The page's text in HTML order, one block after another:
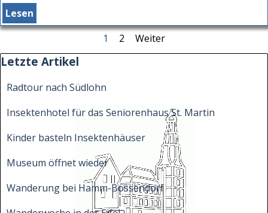
Lesen
Aktuelle Seite:
1 Gehen Sie zu Seite:
2
Weiter
Block überspringen Letzte Artikel
Letzte Artikel
Radtour nach Südlohn
Insektenhotel für das Seniorenhaus St. Martin
Kinder basteln Insektenhäuser
Museum öffnet wieder
Wanderung bei Hamm-Bossendorf